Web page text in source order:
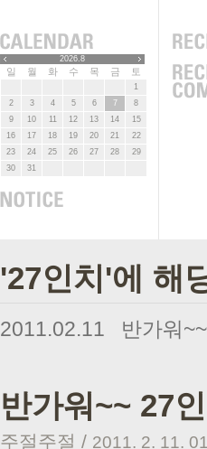
2026.8
일 월 화 수 목 금 토
1
2
3 4 5 6 7
8
9
10 11 12 13 14
15
16
17 18 19 20 21
22
23
24 25 26 27 28
29
30
31
'27인치'에 해
2011.02.11 반가워
반가워~~ 27
주절주절 / 2011. 2. 11.